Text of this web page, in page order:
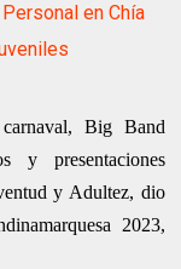
en Chía
Big Band
y presentaciones
y Adultez, dio
2023,